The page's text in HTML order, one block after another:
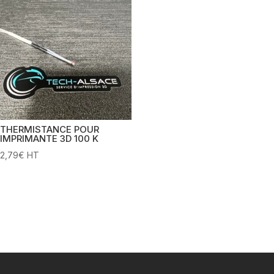
THERMISTANCE POUR
IMPRIMANTE 3D 100 K
2,79€ HT